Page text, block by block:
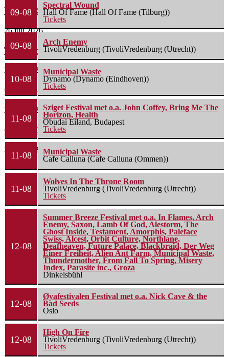
Wailin’ Storms – The Arsonist
26 juli 2026
The Fifth Alliance – Stenahoria
22 juli 2026
Gallon – A Spell Called Reality
22 juli 2026
Green Carnation – A Dark Poem II: Sanguis
20 juli 2026
09-08
Spectral Wound
Hall Of Fame (Hall Of Fame (Tilburg))
Tickets
09-08
Arch Enemy
TivoliVredenburg (TivoliVredenburg (Utrecht))
10-08
Municipal Waste
Dynamo (Dynamo (Eindhoven))
Tickets
11-08
Sziget Festival met o.a. John Coffey, Bring Me The
Horizon, Health
Óbudai Eiland, Budapest
Tickets
11-08
Municipal Waste
Cafe Calluna (Cafe Calluna (Ommen))
11-08
Wolves In The Throne Room
TivoliVredenburg (TivoliVredenburg (Utrecht))
Tickets
12-08
Summer Breeze Festival met o.a. In Flames, Arch
Enemy, Saxon, Lamb Of God, Alestorm, The
Ghost Inside, Testament, Amorphis, Paleface
Swiss, Alcest, Orbit Culture, Northlane,
Deafheaven, Future Palace, Blackbraid, Der Weg
Einer Freiheit, Alien Ant Farm, Municipal Waste,
Thundermother, From Fall To Spring, Misery
Index, Parasite inc., Groza
Dinkelsbühl
12-08
Øyafestivalen Festival met o.a. Nick Cave & the
Bad Seeds
Oslo
12-08
High On Fire
TivoliVredenburg (TivoliVredenburg (Utrecht))
Tickets